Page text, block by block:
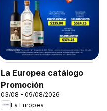
La Europea catálogo
Promoción
03/08 - 09/08/2026
La Europea